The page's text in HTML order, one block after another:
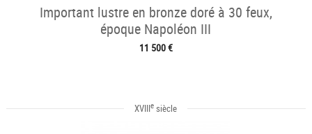
Important lustre en bronze doré à 30 feux,
époque Napoléon III
11 500 €
XVIIIe siècle